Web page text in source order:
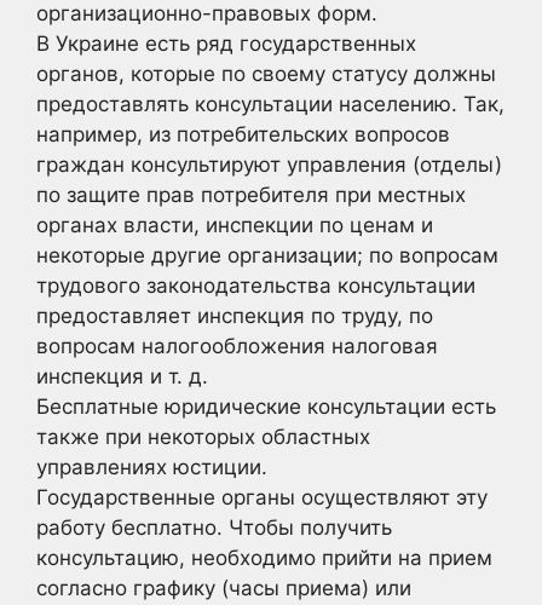
организационно-правовых форм.
В Украине есть ряд государственных
органов, которые по своему статусу должны
предоставлять консультации населению. Так,
например, из потребительских вопросов
граждан консультируют управления (отделы)
по защите прав потребителя при местных
органах власти, инспекции по ценам и
некоторые другие организации; по вопросам
трудового законодательства консультации
предоставляет инспекция по труду, по
вопросам налогообложения налоговая
инспекция и т. д.
Бесплатные юридические консультации есть
также при некоторых областных
управлениях юстиции.
Государственные органы осуществляют эту
работу бесплатно. Чтобы получить
консультацию, необходимо прийти на прием
согласно графику (часы приема) или